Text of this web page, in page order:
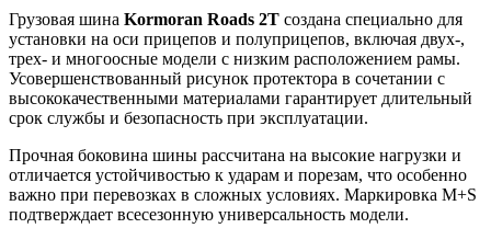
Грузовая шина Kormoran Roads 2T создана специально для
установки на оси прицепов и полуприцепов, включая двух-,
трех- и многоосные модели с низким расположением рамы.
Усовершенствованный рисунок протектора в сочетании с
высококачественными материалами гарантирует длительный
срок службы и безопасность при эксплуатации.
Прочная боковина шины рассчитана на высокие нагрузки и
отличается устойчивостью к ударам и порезам, что особенно
важно при перевозках в сложных условиях. Маркировка M+S
подтверждает всесезонную универсальность модели.